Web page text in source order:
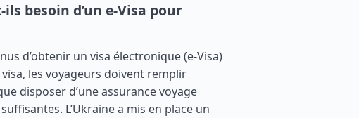
besoin d’un e-Visa pour
d’obtenir un visa électronique (e-Visa)
les voyageurs doivent remplir
disposer d’une assurance voyage
L’Ukraine a mis en place un